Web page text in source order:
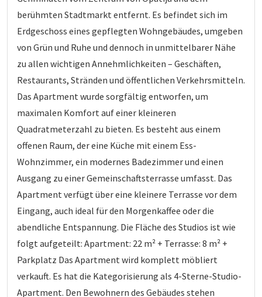
berühmten Stadtmarkt entfernt. Es befindet sich im
Erdgeschoss eines gepflegten Wohngebäudes, umgeben
von Grün und Ruhe und dennoch in unmittelbarer Nähe
zu allen wichtigen Annehmlichkeiten – Geschäften,
Restaurants, Stränden und öffentlichen Verkehrsmitteln.
Das Apartment wurde sorgfältig entworfen, um
maximalen Komfort auf einer kleineren
Quadratmeterzahl zu bieten. Es besteht aus einem
offenen Raum, der eine Küche mit einem Ess-
Wohnzimmer, ein modernes Badezimmer und einen
Ausgang zu einer Gemeinschaftsterrasse umfasst. Das
Apartment verfügt über eine kleinere Terrasse vor dem
Eingang, auch ideal für den Morgenkaffee oder die
abendliche Entspannung. Die Fläche des Studios ist wie
folgt aufgeteilt: Apartment: 22 m² + Terrasse: 8 m² +
Parkplatz Das Apartment wird komplett möbliert
verkauft. Es hat die Kategorisierung als 4-Sterne-Studio-
Apartment. Den Bewohnern des Gebäudes stehen